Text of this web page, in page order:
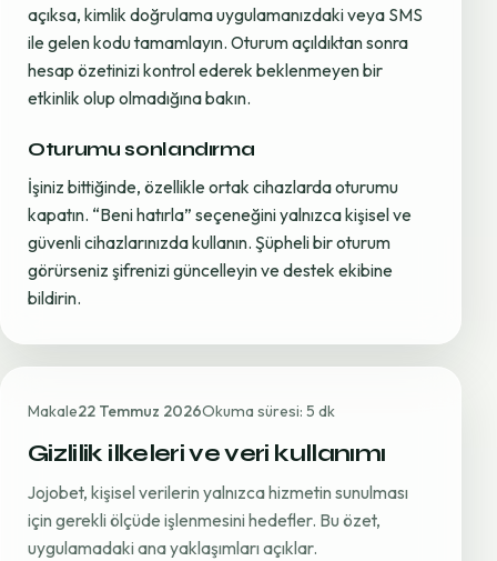
açıksa, kimlik doğrulama uygulamanızdaki veya SMS
ile gelen kodu tamamlayın. Oturum açıldıktan sonra
hesap özetinizi kontrol ederek beklenmeyen bir
etkinlik olup olmadığına bakın.
Oturumu sonlandırma
İşiniz bittiğinde, özellikle ortak cihazlarda oturumu
kapatın. “Beni hatırla” seçeneğini yalnızca kişisel ve
güvenli cihazlarınızda kullanın. Şüpheli bir oturum
görürseniz şifrenizi güncelleyin ve destek ekibine
bildirin.
Makale22 Temmuz 2026Okuma süresi: 5 dk
Gizlilik ilkeleri ve veri kullanımı
Jojobet, kişisel verilerin yalnızca hizmetin sunulması
için gerekli ölçüde işlenmesini hedefler. Bu özet,
uygulamadaki ana yaklaşımları açıklar.